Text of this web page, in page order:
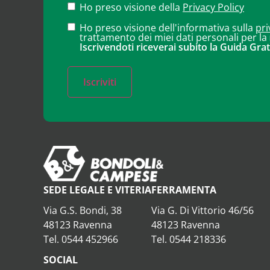
Ho preso visione della Privacy Policy
Ho preso visione dell'informativa sulla
trattamento dei miei dati personali per la
Iscrivendoti riceverai subito la Guida
Iscriviti
SEDE LEGALE E VITERIA
Via G.S. Bondi, 38
48123 Ravenna
Tel. 0544 452966
FERRAMENTA
Via G. Di Vittorio 46/56
48123 Ravenna
Tel. 0544 218336
SOCIAL